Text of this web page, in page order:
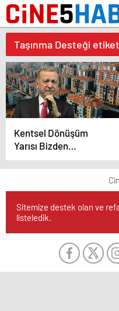
Taşınma Desteği
Kentsel Dönüşüm
Yarısı Bizden
Kampanyasında
Destek 875 Bin TL’ye
Sitemize destek olan ve
listeledik.